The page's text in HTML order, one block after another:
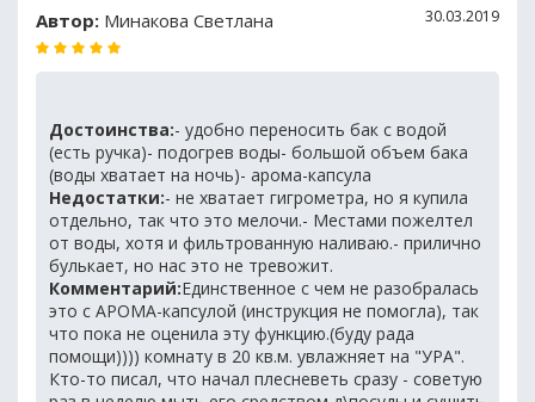
Автор: Минакова Светлана 30.03.2019
Достоинства:- удобно переносить бак с водой
(есть ручка)- подогрев воды- большой объем бака
(воды хватает на ночь)- арома-капсула
Недостатки:- не хватает гигрометра, но я купила
отдельно, так что это мелочи.- Местами пожелтел
от воды, хотя и фильтрованную наливаю.- прилично
булькает, но нас это не тревожит.
Комментарий:Единственное с чем не разобралась
это с АРОМА-капсулой (инструкция не помогла), так
что пока не оценила эту функцию.(буду рада
помощи)))) комнату в 20 кв.м. увлажняет на "УРА".
Кто-то писал, что начал плесневеть сразу - советую